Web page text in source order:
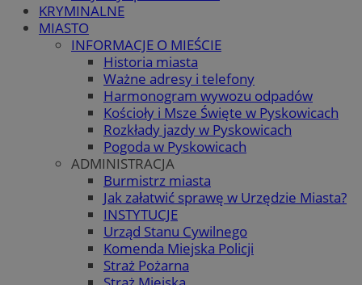
KRYMINALNE
MIASTO
INFORMACJE O MIEŚCIE
Historia miasta
Ważne adresy i telefony
Harmonogram wywozu odpadów
Kościoły i Msze Święte w Pyskowicach
Rozkłady jazdy w Pyskowicach
Pogoda w Pyskowicach
ADMINISTRACJA
Burmistrz miasta
Jak załatwić sprawę w Urzędzie Miasta?
INSTYTUCJE
Urząd Stanu Cywilnego
Komenda Miejska Policji
Straż Pożarna